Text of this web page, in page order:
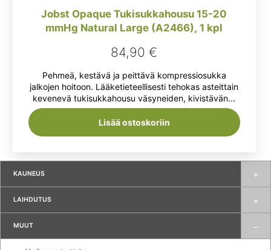
KAUNEUS
LAIHDUTUS
MUUT
Jobst Opaque Tukisukkahousu 15-20
mmHg Natural Large (A2466), 1 kpl
84,90€
Pehmeä, kestävä ja peittävä kompressiosukka
jalkojen hoitoon. Lääketieteellisesti tehokas asteittain
kevenevä tukisukkahousu väsyneiden, kivistävän...
Lisää ostoskoriin